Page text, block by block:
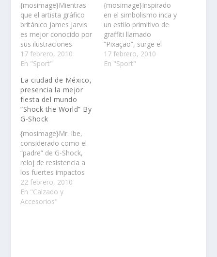
{mosimage}Mientras
que el artista gráfico
británico James Jarvis
es mejor conocido por
sus ilustraciones
caricaturescas y
contribuciones al
de juguetes, se toma
muy en serio su papel
dentro del deporte……
17 febrero, 2010
En "Sport"
{mosimage}Inspirado
en el simbolismo inca y
un estilo primitivo de
graffiti llamado
“Pixação”, surge el
artista de Sao Paolo
llamado Nunca, que ha
17 febrero, 2010
En "Sport"
La ciudad de México,
presencia la mejor
fiesta del mundo
“Shock the World” By
G-Shock
{mosimage}Mr. Ibe,
considerado como el
“padre” de G-Shock,
reloj de resistencia a
los fuertes impactos
por caída libre, mostró
su historia e
inspiración para
22 febrero, 2010
En "Calzado y
Accesorios"